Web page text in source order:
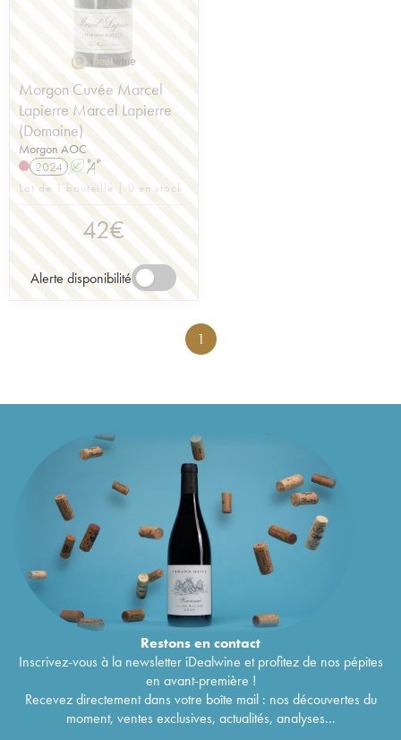
Morgon Cuvée Marcel
Lapierre Marcel Lapierre
(Domaine)
Morgon AOC
2024 A S
Lot de 1 bouteille | 0 en stock
42€
Alerte disponibilité
1
Restons encontact
Inscrivez-vous à la newsletter iDealwine et profitez de nos pépites
en avant-première !
Recevez directement dans votre boîte mail : nos découvertes du
moment, ventes exclusives, actualités, analyses...